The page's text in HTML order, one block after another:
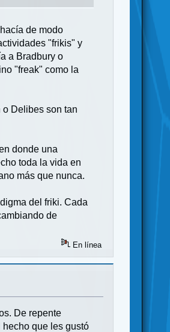
de modo
"frikis" y
a Bradbury o
"freak" como la
Delibes son tan
donde una
toda la vida en
más que nunca.
del friki. Cada
de
En línea
De repente
que les gustó